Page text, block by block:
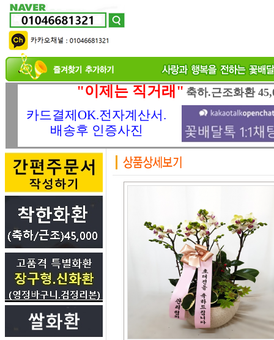
"이제는 직거래" 축하.근조화환
카드결제OK.전자계산서.
배송후 인증사진